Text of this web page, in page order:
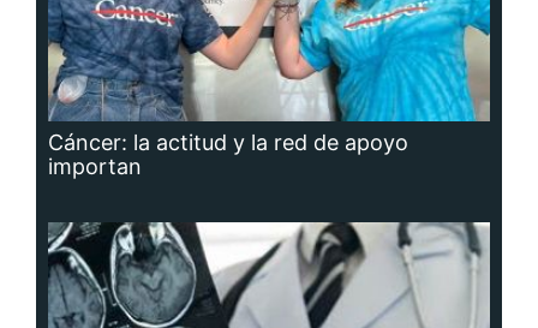
Cáncer: la actitud y la red de apoyo
importan